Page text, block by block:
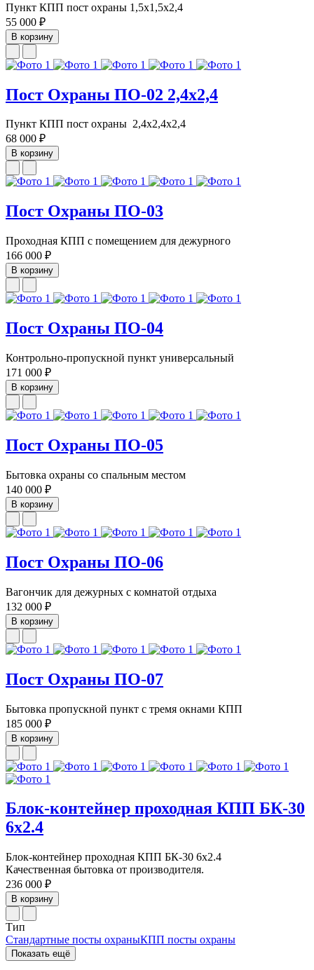
Пункт КПП пост охраны 1,5х1,5х2,4
55 000 ₽
В корзину
Пост Охраны ПО-02 2,4х2,4
Пункт КПП пост охраны 2,4х2,4х2,4
68 000 ₽
В корзину
Пост Охраны ПО-03
Проходная КПП с помещением для дежурного
166 000 ₽
В корзину
Пост Охраны ПО-04
Контрольно-пропускной пункт универсальный
171 000 ₽
В корзину
Пост Охраны ПО-05
Бытовка охраны со спальным местом
140 000 ₽
В корзину
Пост Охраны ПО-06
Вагончик для дежурных с комнатой отдыха
132 000 ₽
В корзину
Пост Охраны ПО-07
Бытовка пропускной пункт с тремя окнами КПП
185 000 ₽
В корзину
Блок-контейнер проходная КПП БК-30
6х2.4
Блок-контейнер проходная КПП БК-30 6х2.4
Качественная бытовка от производителя.
236 000 ₽
В корзину
Тип
Стандартные посты охраныКПП посты охраны
Показать ещё